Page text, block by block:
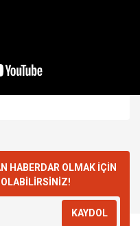
HABERDAR OLMAK İÇİN
KAYDOL